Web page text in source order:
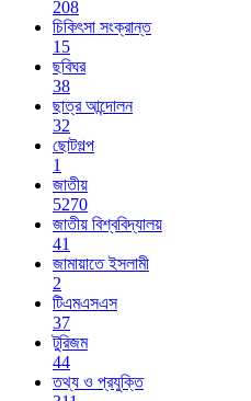
208
চিকিৎসা সংক্রান্ত
15
ছবিঘর
38
ছাত্র আন্দোলন
32
ছোটগল্প
1
জাতীয়
5270
জাতীয় বিশ্ববিদ্যালয়
41
জামায়াতে ইসলামী
2
টিএমএসএস
37
টুরিজম
44
তথ্য ও প্রযুক্তি